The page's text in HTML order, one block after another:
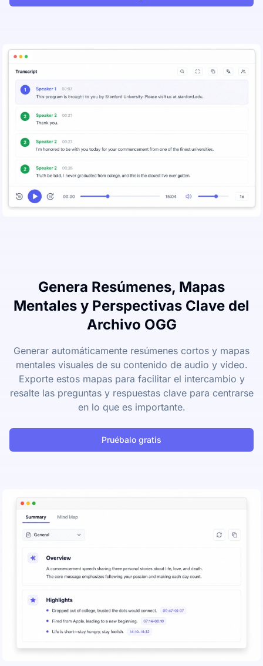
Genera Resúmenes, Mapas
Mentales y Perspectivas Clave del
Archivo OGG
Generar automáticamente resúmenes cortos y mapas
mentales visuales de su contenido de audio y video.
Exporte estos mapas para facilitar el intercambio y
resalte las preguntas y respuestas clave para centrarse
en lo que es importante.
Pruébalo gratis